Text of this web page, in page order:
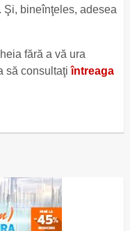
bineînţeles, adesea
fără a vă ura
să consultaţiîntreaga